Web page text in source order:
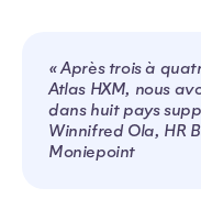
« Après trois à
Atlas HXM, nous
dans huit pays
Winnifred Ola, HR
Moniepoint